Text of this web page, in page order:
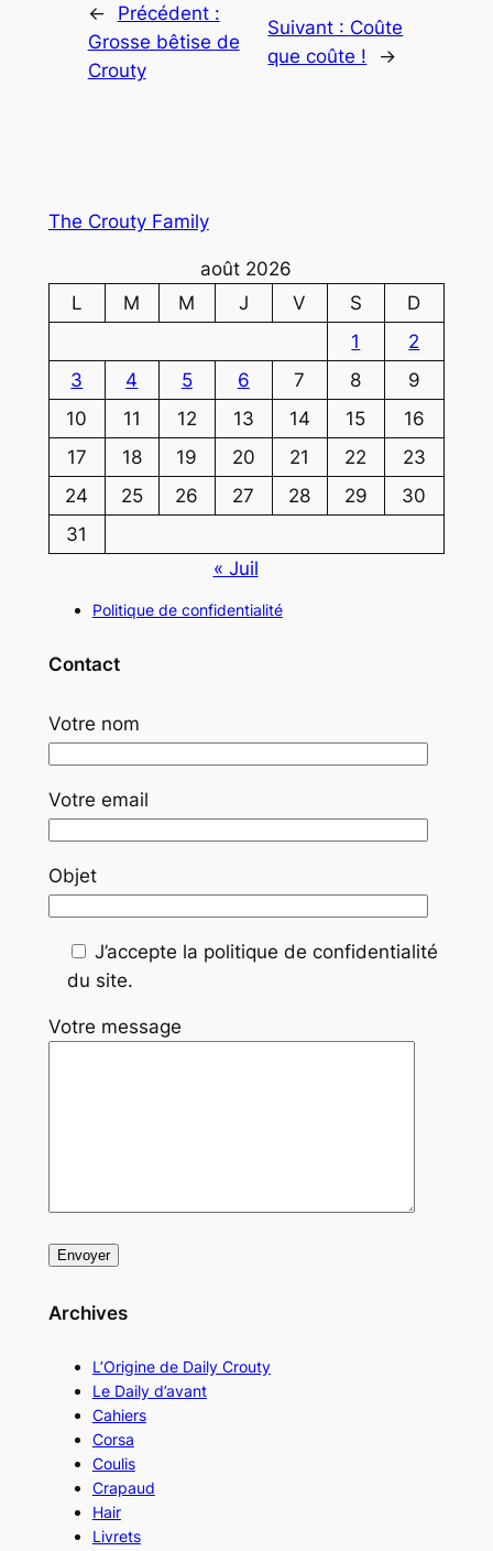
←
Précédent :
Grosse bêtise de
Crouty
Suivant : Coûte
que coûte !
→
The Crouty Family
août 2026
L
M M J V S
D
1
2
3
4 5 6 7 8
9
10
11 12 13 14 15
16
17
18 19 20 21 22
23
24
25 26 27 28 29
30
31
« Juil
Politique de confidentialité
Contact
Votre nom
Votre email
Objet
J’accepte la politique de confidentialité
du site.
Votre message
Archives
L’Origine de Daily Crouty
Le Daily d’avant
Cahiers
Corsa
Coulis
Crapaud
Hair
Livrets